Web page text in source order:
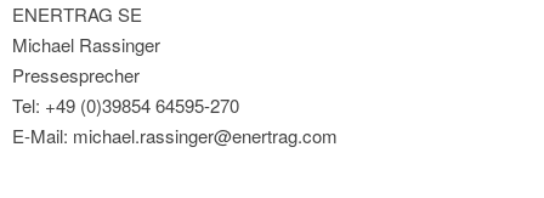
ENERTRAG SE
Michael Rassinger
Pressesprecher
Tel: +49 (0)39854 64595-270
E-Mail: michael.rassinger@enertrag.com